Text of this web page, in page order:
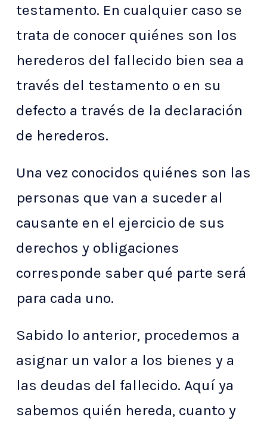
testamento. En cualquier caso se
trata de conocer quiénes son los
herederos del fallecido bien sea a
través del testamento o en su
defecto a través de la declaración
de herederos.
Una vez conocidos quiénes son las
personas que van a suceder al
causante en el ejercicio de sus
derechos y obligaciones
corresponde saber qué parte será
para cada uno.
Sabido lo anterior, procedemos a
asignar un valor a los bienes y a
las deudas del fallecido. Aquí ya
sabemos quién hereda, cuanto y